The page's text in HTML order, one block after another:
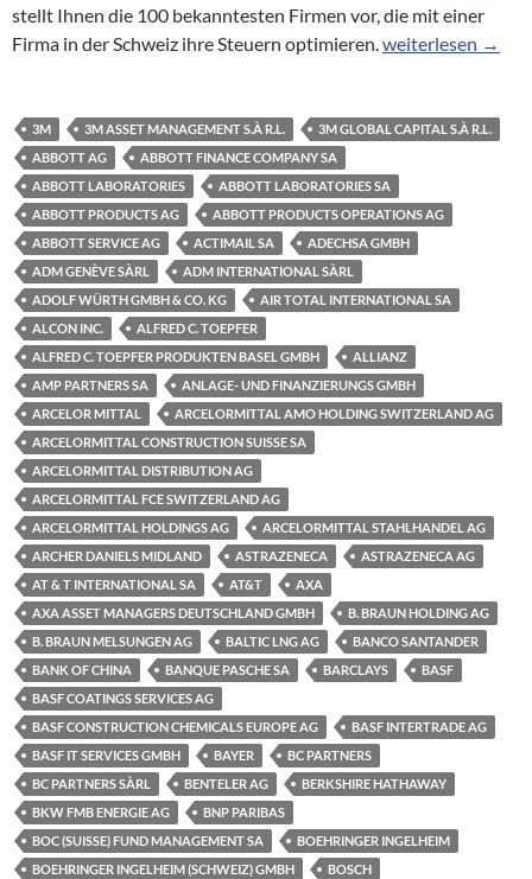
stellt Ihnen die 100 bekanntesten Firmen vor, die mit einer
Firma in der Schweiz ihre Steuern optimieren.weiterlesen →
3M 3M ASSET MANAGEMENT S.À R.L.
3M GLOBAL CAPITAL S.À R.L.
ABBOTT AG
ABBOTT FINANCE COMPANY SA
ABBOTT LABORATORIES
ABBOTT LABORATORIES SA
ABBOTT PRODUCTS AG
ABBOTT PRODUCTS OPERATIONS AG
ABBOTT SERVICE AG
ACTIMAIL SA
ADECHSA GMBH
ADM GENÈVE SÀRL
ADM INTERNATIONAL SÀRL
ADOLF WÜRTH GMBH & CO. KG
AIR TOTAL INTERNATIONAL SA
ALCON INC.
ALFRED C. TOEPFER
ALFRED C. TOEPFER PRODUKTEN BASEL GMBH
ALLIANZ
AMP PARTNERS SA
ANLAGE- UND FINANZIERUNGS GMBH
ARCELOR MITTAL
ARCELORMITTAL AMO HOLDING SWITZERLAND AG
ARCELORMITTAL CONSTRUCTION SUISSE SA
ARCELORMITTAL DISTRIBUTION AG
ARCELORMITTAL FCE SWITZERLAND AG
ARCELORMITTAL HOLDINGS AG
ARCELORMITTAL STAHLHANDEL AG
ARCHER DANIELS MIDLAND
ASTRAZENECA
ASTRAZENECA AG
AT & T INTERNATIONAL SA
AT&T
AXA
AXA ASSET MANAGERS DEUTSCHLAND GMBH
B. BRAUN HOLDING AG
B. BRAUN MELSUNGEN AG
BALTIC LNG AG
BANCO SANTANDER
BANK OF CHINA
BANQUE PASCHE SA BARCLAYS
BASF
BASF COATINGS SERVICES AG
BASF CONSTRUCTION CHEMICALS EUROPE AG
BASF INTERTRADE AG
BASF IT SERVICES GMBH
BAYER
BC PARTNERS
BC PARTNERS SÀRL
BENTELER AG
BERKSHIRE HATHAWAY
BKW FMB ENERGIE AG
BNP PARIBAS
BOC (SUISSE) FUND MANAGEMENT SA
BOEHRINGER INGELHEIM
BOEHRINGER INGELHEIM (SCHWEIZ) GMBH
BOSCH